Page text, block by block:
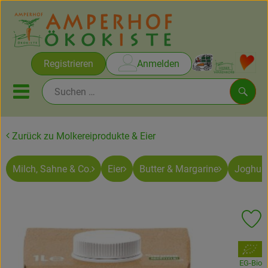
Registrieren Anmelden
Mobiles Menu öffnen oder
Rezepte
Ökokisten
Obst & Gemüse
Zurück zu Molkereiprodukte & Eier
Milch, Sahne & Co. Eier Butter & Margarine Joghurt
, Verband:
EG-Bio